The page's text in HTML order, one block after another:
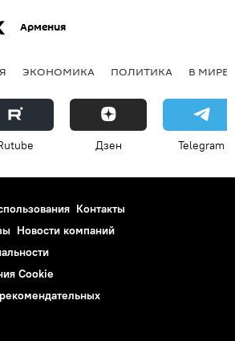
Армения
ЭКОНОМИКА ПОЛИТИКА В МИРЕ
Дзен Telegram
Контакты
Новости компаний
Cookie